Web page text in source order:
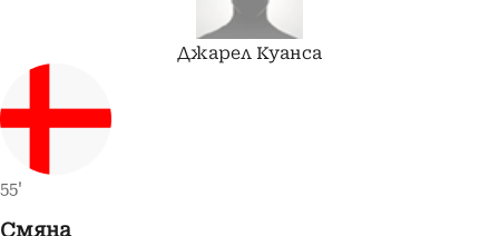
Джарел Куанса
55'
Смяна